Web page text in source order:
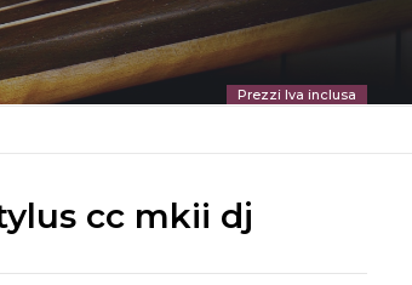
Prezzi Iva inclusa
cc mkii dj